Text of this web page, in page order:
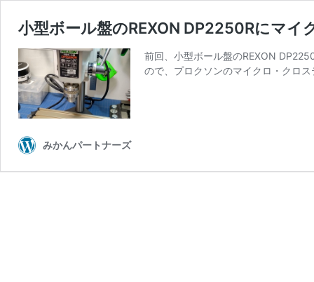
小型ボール盤のREXON DP2250Rにマ
前回、小型ボール盤のREXON
ので、プロクソンのマイクロ・クロ
みかんパートナーズ